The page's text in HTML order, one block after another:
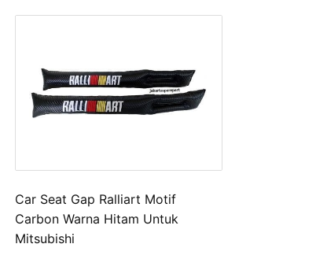
Car Seat Gap Ralliart Motif
Carbon Warna Hitam Untuk
Mitsubishi